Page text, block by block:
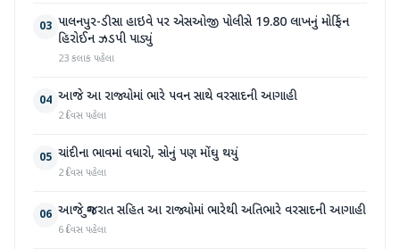
03 પાલનપુર-ડીસા હાઇવે પર એસઓજી પોલીસે 19.80 લાખનું મોર્ફિન
હિરોઈન ઝડપી પાડ્યું
23 કલાક પહેલા
04 આજે આ રાજ્યોમાં ભારે પવન સાથે વરસાદની આગાહી
2 દિવસ પહેલા
05 ચાંદીના ભાવમાં વધારો, સોનું પણ મોંઘુ થયું
2 દિવસ પહેલા
06 આજે ગુજરાત સહિત આ રાજ્યોમાં ભારેથી અતિભારે વરસાદની આગાહી
6 દિવસ પહેલા